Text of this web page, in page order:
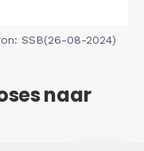
SSB(26-08-2024)
naar